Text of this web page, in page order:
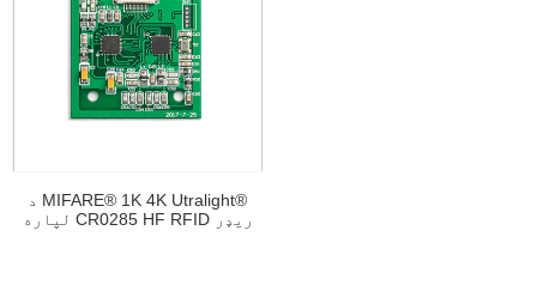
د MIFARE® 1K 4K Utralight®
لپاره CR0285 HF RFID ریډر